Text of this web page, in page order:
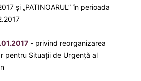
și „PATINOARUL” în perioada
- privind reorganizarea
pentru Situaţii de Urgenţă al